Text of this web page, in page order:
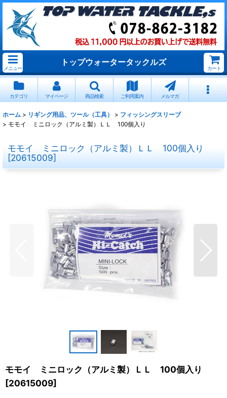
メニュー
トップウォータータックルズ
カート
カテゴリ マイページ 商品検索 ご利用案内 メルマガ
ホーム > リギング用品、ツール（工具） > フィッシングスリーブ
> モモイ ミニロック（アルミ製）ＬＬ 100個入り
モモイ ミニロック（アルミ製）ＬＬ 100個入り
[20615009]
モモイ ミニロック（アルミ製）ＬＬ 100個入り
[20615009]